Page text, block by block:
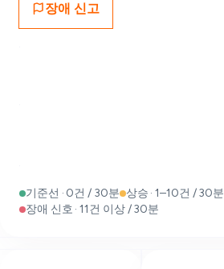
장애 신고
기준선 · 0건 / 30분 상승 · 1–10건 / 30분
장애 신호 · 11건 이상 / 30분